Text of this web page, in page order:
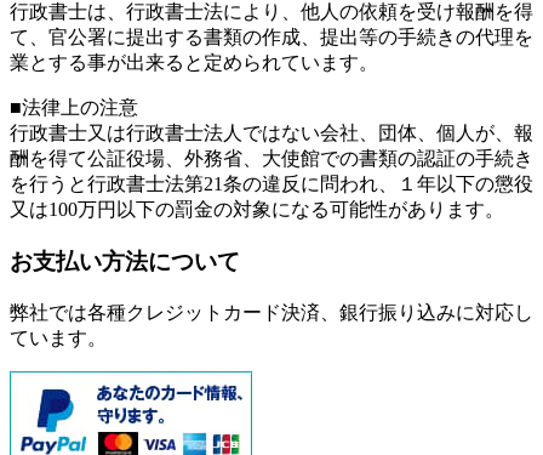
行政書士は、行政書士法により、他人の依頼を受け報酬を得
て、官公署に提出する書類の作成、提出等の手続きの代理を
業とする事が出来ると定められています。
■法律上の注意
行政書士又は行政書士法人ではない会社、団体、個人が、報
酬を得て公証役場、外務省、大使館での書類の認証の手続き
を行うと行政書士法第21条の違反に問われ、
１年以下の懲役
又は100万円以下の罰金の対象になる可能性があります。
お支払い方法について
弊社では各種クレジットカード決済、銀行振り込みに対応し
ています。